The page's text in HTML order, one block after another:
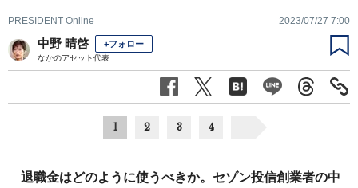
PRESIDENT Online 2023/07/27 7:00
中野 晴啓 +フォロー
なかのアセット代表
1 2 3 4
退職金はどのように使うべきか。セゾン投信創業者の中